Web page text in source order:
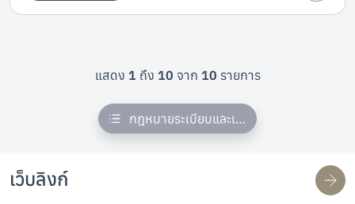
แสดง 1 ถึง 10 จาก 10 รายการ
กฎหมายระเบียบและเอกสารที่เกี่ยวข้อง
เว็บลิงก์